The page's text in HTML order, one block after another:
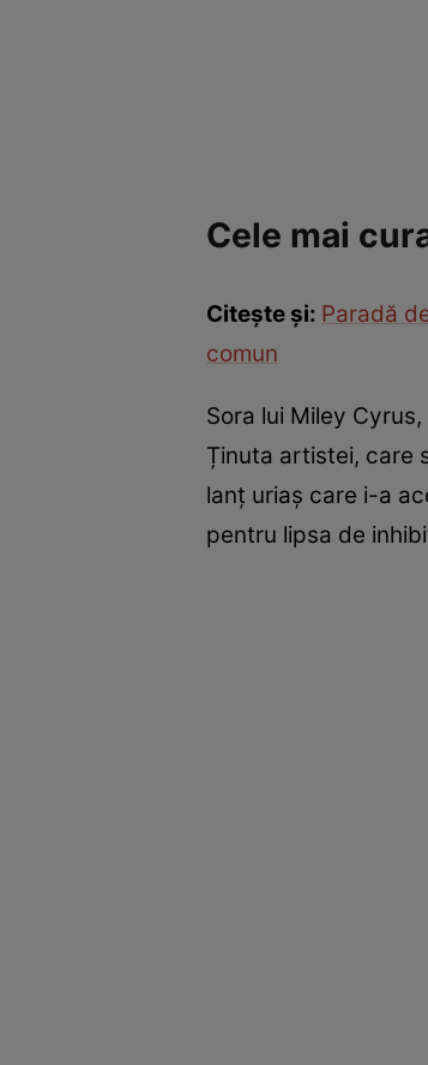
Cele mai
Citește și: Paradă
comun
Sora lui Miley
Ținuta artistei, care
lanț uriaș care i-a
pentru lipsa de